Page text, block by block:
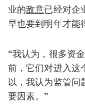
业的敌意已经对企
早也要到明年才能
“我认为，很多资
前，它们对进入这
以，我认为监管问
要因素。”